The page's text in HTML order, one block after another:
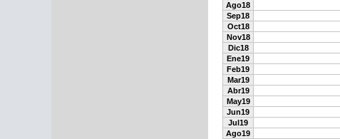
Ago18
Sep18
Oct18
Nov18
Dic18
Ene19
Feb19
Mar19
Abr19
May19
Jun19
Jul19
Ago19